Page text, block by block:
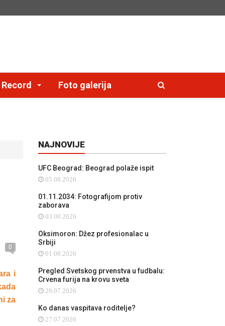
Foto galerija
0
i
za
NAJNOVIJE
UFC Beograd: Beograd polaže ispit
05.08.2026
01.11.2034: Fotografijom protiv
zaborava
03.08.2026
Oksimoron: Džez profesionalac u
Srbiji
01.08.2026
Pregled Svetskog prvenstva u fudbalu:
Crvena furija na krovu sveta
29.07.2026
Ko danas vaspitava roditelje?
27.07.2026